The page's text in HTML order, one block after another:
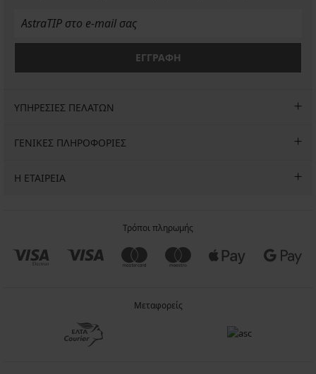
ΕΓΓΡΑΦΗ
ΥΠΗΡΕΣΙΕΣ ΠΕΛΑΤΩΝ
ΓΕΝΙΚΕΣ ΠΛΗΡΟΦΟΡΙΕΣ
Η ΕΤΑΙΡΕΙΑ
Τρόποι πληρωμής
Μεταφορείς